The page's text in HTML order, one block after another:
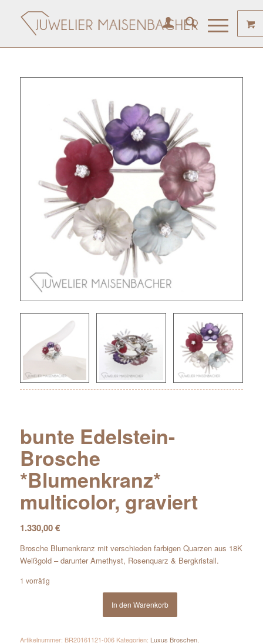
bunte Edelstein-
Brosche
*Blumenkranz*
multicolor, graviert
1.330,00€
Brosche Blumenkranz mit verschieden farbigen Quarzen aus 18K
Weißgold – darunter Amethyst, Rosenquarz & Bergkristall.
1 vorrätig
In den Warenkorb
Artikelnummer: BR20161121-006 Kategorien: Luxus Broschen,